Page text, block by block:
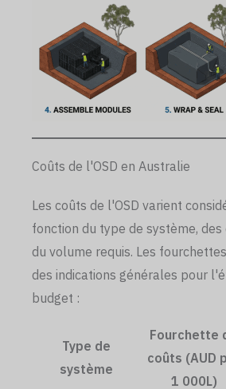
Coûts de l'OSD en Australie
Les coûts de l'OSD varient
fonction du type de système,
du volume requis. Les
des indications générales pour
budget :
Type de
système
Fourchette
coûts (AUD
1 000L)